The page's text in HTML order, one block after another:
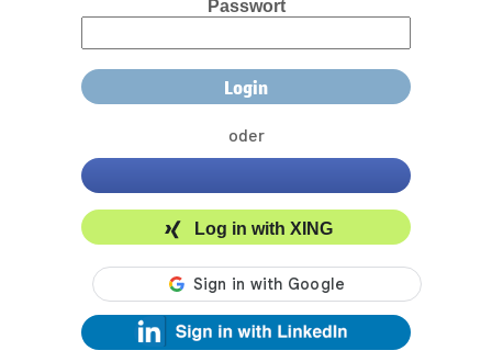
Passwort
oder
Log in with XING